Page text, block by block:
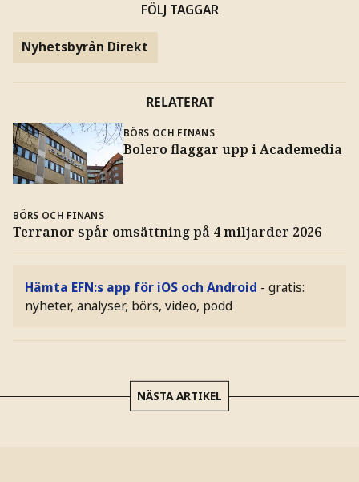
FÖLJ TAGGAR
Nyhetsbyrån Direkt
RELATERAT
BÖRS OCH FINANS
Bolero flaggar upp i Academedia
BÖRS OCH FINANS
Terranor spår omsättning på 4 miljarder 2026
Hämta EFN:s app för iOS och Android - gratis:
nyheter, analyser, börs, video, podd
NÄSTA ARTIKEL